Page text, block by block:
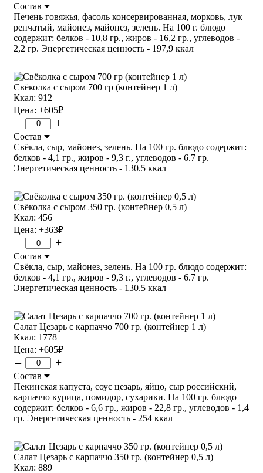
Состав
Печень говяжья, фасоль консервированная, морковь, лук
репчатый, майонез, майонез, зелень. На 100 г. блюдо
содержит: белков - 10,8 гр., жиров - 16,2 гр., углеводов -
2,2 гр. Энергетическая ценность - 197,9 ккал
Свёколка с сыром 700 гр (контейнер 1 л)
Ккал: 912
Цена: +605₽
– +
Состав
Свёкла, сыр, майонез, зелень. На 100 гр. блюдо содержит:
белков - 4,1 гр., жиров - 9,3 г., углеводов - 6.7 гр.
Энергетическая ценность - 130.5 ккал
Свёколка с сыром 350 гр. (контейнер 0,5 л)
Ккал: 456
Цена: +363₽
– +
Состав
Свёкла, сыр, майонез, зелень. На 100 гр. блюдо содержит:
белков - 4,1 гр., жиров - 9,3 г., углеводов - 6.7 гр.
Энергетическая ценность - 130.5 ккал
Салат Цезарь с карпаччо 700 гр. (контейнер 1 л)
Ккал: 1778
Цена: +605₽
– +
Состав
Пекинская капуста, соус цезарь, яйцо, сыр российский,
карпаччо курица, помидор, сухарики. На 100 гр. блюдо
содержит: белков - 6,6 гр., жиров - 22,8 гр., углеводов - 1,4
гр. Энергетическая ценность - 254 ккал
Салат Цезарь с карпаччо 350 гр. (контейнер 0,5 л)
Ккал: 889